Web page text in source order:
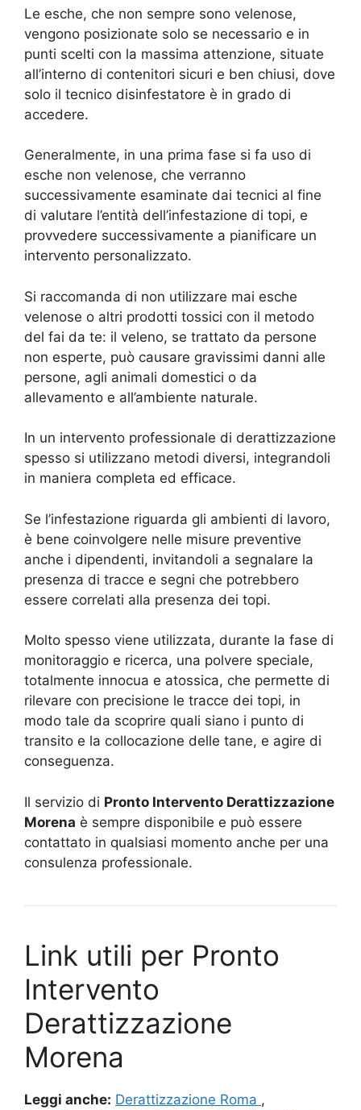
Le esche, che non sempre sono velenose,
vengono posizionate solo se necessario e in
punti scelti con la massima attenzione, situate
all’interno di contenitori sicuri e ben chiusi, dove
solo il tecnico disinfestatore è in grado di
accedere.
Generalmente, in una prima fase si fa uso di
esche non velenose, che verranno
successivamente esaminate dai tecnici al fine
di valutare l’entità dell’infestazione di topi, e
provvedere successivamente a pianificare un
intervento personalizzato.
Si raccomanda di non utilizzare mai esche
velenose o altri prodotti tossici con il metodo
del fai da te: il veleno, se trattato da persone
non esperte, può causare gravissimi danni alle
persone, agli animali domestici o da
allevamento e all’ambiente naturale.
In un intervento professionale di derattizzazione
spesso si utilizzano metodi diversi, integrandoli
in maniera completa ed efficace.
Se l’infestazione riguarda gli ambienti di lavoro,
è bene coinvolgere nelle misure preventive
anche i dipendenti, invitandoli a segnalare la
presenza di tracce e segni che potrebbero
essere correlati alla presenza dei topi.
Molto spesso viene utilizzata, durante la fase di
monitoraggio e ricerca, una polvere speciale,
totalmente innocua e atossica, che permette di
rilevare con precisione le tracce dei topi, in
modo tale da scoprire quali siano i punto di
transito e la collocazione delle tane, e agire di
conseguenza.
Il servizio di Pronto Intervento Derattizzazione
Morena è sempre disponibile e può essere
contattato in qualsiasi momento anche per una
consulenza professionale.
Link utili per Pronto
Intervento
Derattizzazione
Morena
Leggi anche: Derattizzazione Roma ,